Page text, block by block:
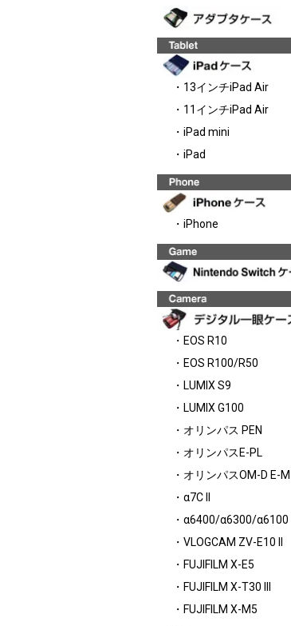
・13インチiPad Air
・11インチiPad Air
・iPad mini
・iPad
・iPhone
・EOS R10
・EOS R100/R50
・LUMIX S9
・LUMIX G100
・オリンパス PEN
・オリンパスE-PL
・オリンパスOM-D E-
・α7C II
・α6400/α6300/α6100
・VLOGCAM ZV-E10 II
・FUJIFILM X-E5
・FUJIFILM X-T30 III
・FUJIFILM X-M5